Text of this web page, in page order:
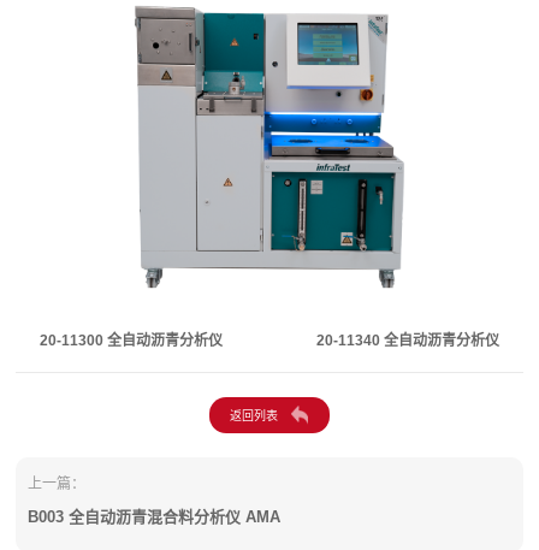
20-11300 全自动沥青分析仪 20-11340 全自动沥青分析仪
上一篇：
B003 全自动沥青混合料分析仪 AMA